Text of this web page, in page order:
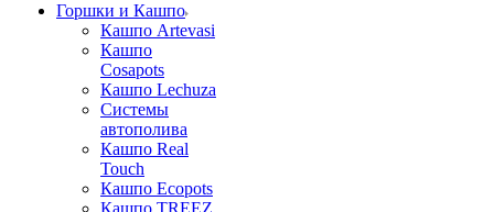
Горшки и Кашпо
Кашпо Artevasi
Кашпо
Cosapots
Кашпо Lechuza
Системы
автополива
Кашпо Real
Touch
Кашпо Ecopots
Кашпо TREEZ